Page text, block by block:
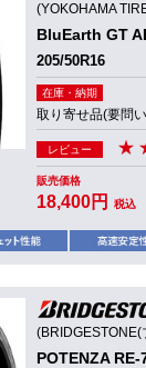
(YOKOHAMA
BluEarth GT
205/50R16
在庫・納期
取り寄せ品(要問
レビュー
販売価格
18,400円 税込
(BRIDGESTONE(
POTENZA